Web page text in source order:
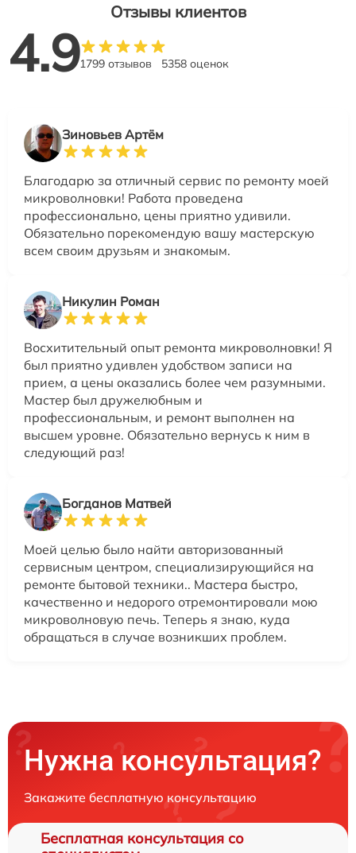
Отзывы клиентов
4.91799 отзывов 5358 оценок
Зиновьев Артём
Благодарю за отличный сервис по ремонту моей
микроволновки! Работа проведена
профессионально, цены приятно удивили.
Обязательно порекомендую вашу мастерскую
всем своим друзьям и знакомым.
Никулин Роман
Восхитительный опыт ремонта микроволновки! Я
был приятно удивлен удобством записи на
прием, а цены оказались более чем разумными.
Мастер был дружелюбным и
профессиональным, и ремонт выполнен на
высшем уровне. Обязательно вернусь к ним в
следующий раз!
Богданов Матвей
Моей целью было найти авторизованный
сервисным центром, специализирующийся на
ремонте бытовой техники.. Мастера быстро,
качественно и недорого отремонтировали мою
микроволновую печь. Теперь я знаю, куда
обращаться в случае возникших проблем.
Нужна консультация?
Закажите бесплатную консультацию
Бесплатная консультация со